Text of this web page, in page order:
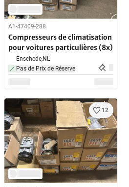
A1-47409-288
Compresseurs de climatisation
pour voitures particulières (8x)
Enschede,NL
Pas de Prix de Réserve
12